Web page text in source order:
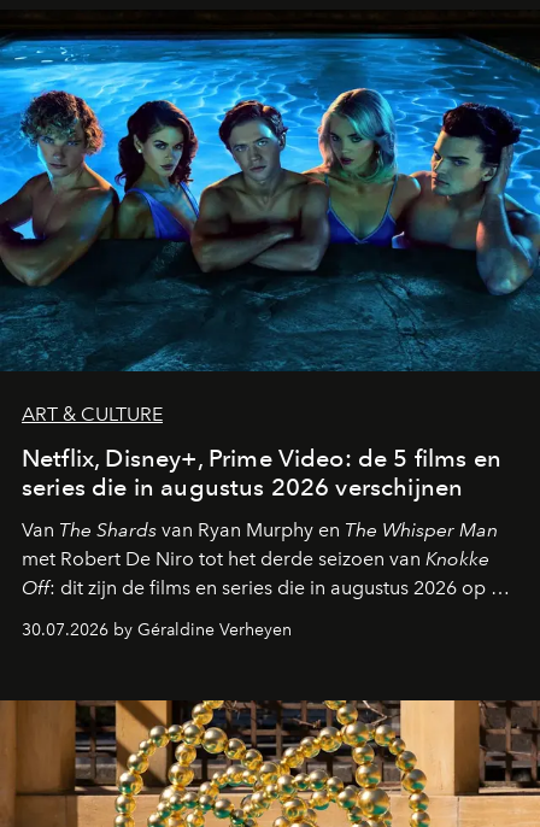
ART & CULTURE
Netflix, Disney+, Prime Video: de 5 films en
series die in augustus 2026 verschijnen
Van The Shards van Ryan Murphy en The Whisper Man
met Robert De Niro tot het derde seizoen van Knokke
Off: dit zijn de films en series die in augustus 2026 op de
streamingplatformen verschijnen.
30.07.2026 by Géraldine Verheyen